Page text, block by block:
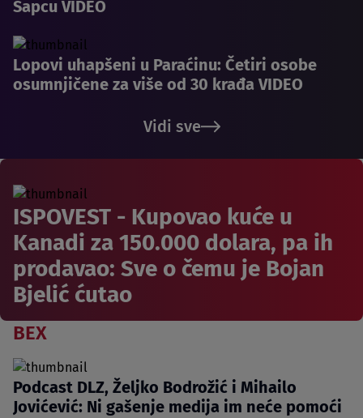
Šapcu VIDEO
Lopovi uhapšeni u Paraćinu: Četiri osobe
osumnjičene za više od 30 krađa VIDEO
Vidi sve
ISPOVEST - Kupovao kuće u
Kanadi za 150.000 dolara, pa ih
prodavao: Sve o čemu je Bojan
Bjelić ćutao
BEX
Podcast DLZ, Željko Bodrožić i Mihailo
Jovićević: Ni gašenje medija im neće pomoći